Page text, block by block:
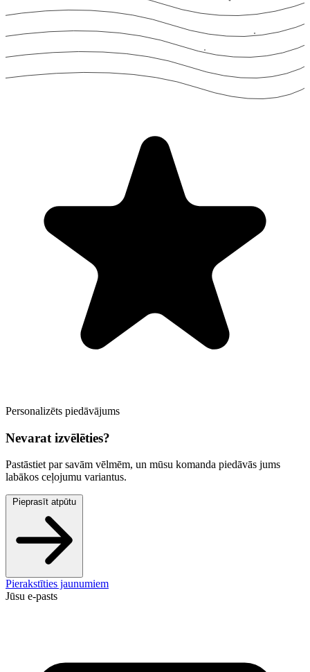
Personalizēts piedāvājums
Nevarat izvēlēties?
Pastāstiet par savām vēlmēm, un mūsu komanda piedāvās jums
labākos ceļojumu variantus.
Pieprasīt atpūtu
Pierakstīties jaunumiem
Jūsu e-pasts